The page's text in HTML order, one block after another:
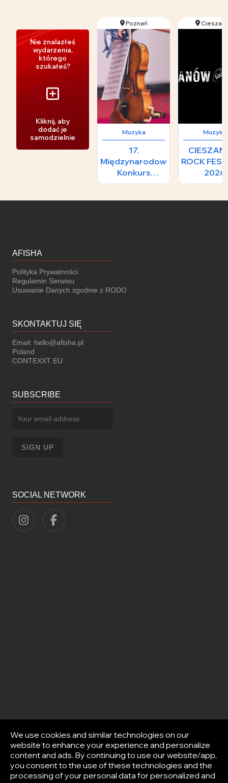
Nie znalazłeś
wydarzenia,
którego
szukałeś?
Kliknij, aby
dodać je
samodzielnie
Poznań
Muzyka
17.
Międzynarodowy
Konkurs
Skrzypcowy im.
Muzyka
ROCK
2026
AFISHA
Polityka Prywatności
Regulamin Serwisu
Usuwanie Danych zgodnie z RODO
SKONTAKTUJ SIĘ
Email: hello@afisha.pl
Poland
CONTEXXT EU
SUBSCRIBE
SOCIAL NETWORK
We use cookies and similar technologies on our
website to enhance your experience and personalize
content and ads. By continuing to use our website/app,
you consent to the use of these technologies and the
processing of your personal data for personalized and